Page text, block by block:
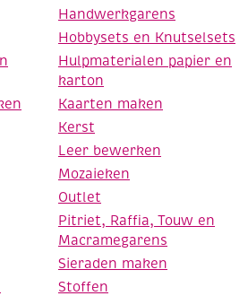
Handwerkgarens
Hobbysets en Knutselsets
Hulpmaterialen papier en
karton
Kaarten maken
Kerst
Leer bewerken
Mozaieken
Outlet
Pitriet, Raffia, Touw en
Macramegarens
Sieraden maken
Stoffen